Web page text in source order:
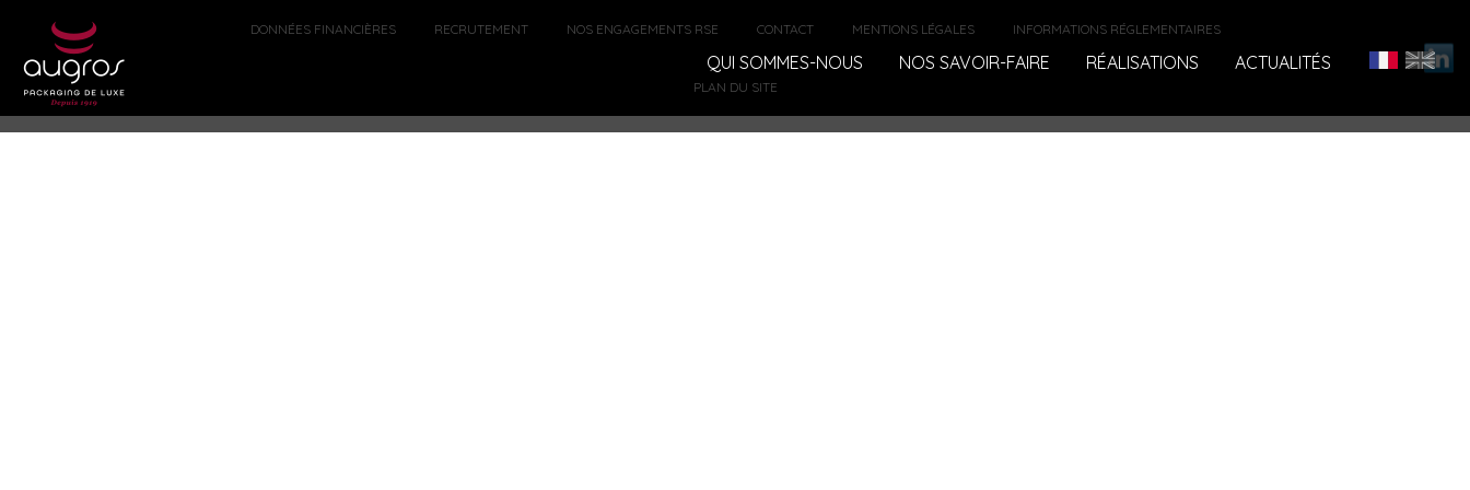
QUI SOMMES-NOUS NOS SAVOIR-FAIRE RÉALISATIONS ACTUALITÉS
DONNÉES FINANCIÈRES RECRUTEMENT NOS ENGAGEMENTS RSE CONTACT MENTIONS LÉGALES INFORMATIONS RÉGLEMENTAIRES
PLAN DU SITE